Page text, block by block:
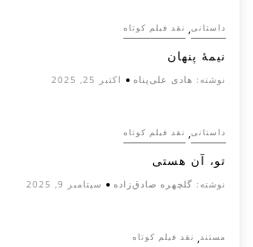
داستانی, نقد فیلم کوتاه
نیمۀ پنهان
نوشته: هادی علی‌پناه اکتبر 25, 2025
داستانی, نقد فیلم کوتاه
تو، آن هستی
نوشته: گلچهره صادق‌زاده سپتامبر 9, 2025
مستند, نقد فیلم کوتاه